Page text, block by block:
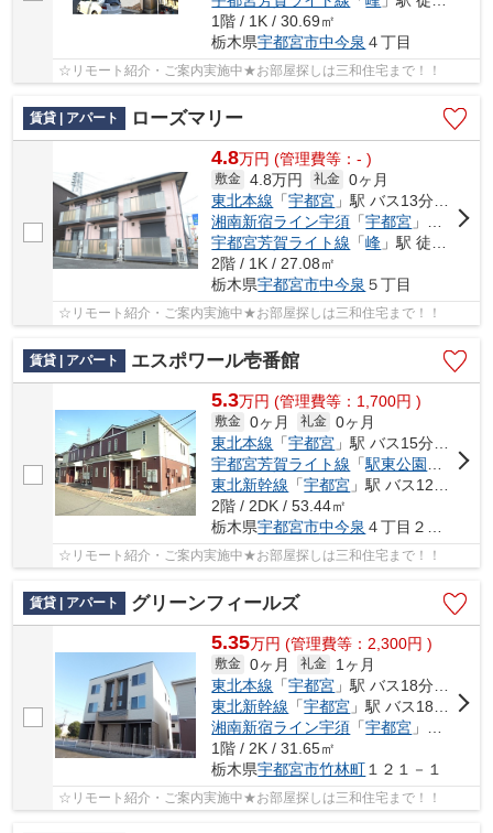
1階 / 1K / 30.69㎡
栃木県宇都宮市中今泉 ４丁目
☆リモート紹介・ご案内実施中★お部屋探しは三和住宅まで！！
賃貸 | アパート ローズマリー
4.8万円 (管理費等：- )
敷金 4.8万円 礼金 0ヶ月
東北本線 「宇都宮 」駅 バス13分 「東消防署北」 停歩3分
湘南新宿ライン宇須 「宇都宮 」駅 バス13分 「東消防署北」 停歩3分
宇都宮芳賀ライト線 「峰 」駅 徒歩21分
2階 / 1K / 27.08㎡
栃木県宇都宮市中今泉 ５丁目
☆リモート紹介・ご案内実施中★お部屋探しは三和住宅まで！！
賃貸 | アパート エスポワール壱番館
5.3万円 (管理費等：1,700円 )
敷金 0ヶ月 礼金 0ヶ月
東北本線 「宇都宮 」駅 バス15分 「西公園入口」 停歩3分
宇都宮芳賀ライト線 「駅東公園前
」駅
東北新幹線 「宇都宮 」駅 バス12分 「西公園入口」 停歩3分
2階 / 2DK / 53.44㎡
栃木県宇都宮市中今泉 ４丁目２７番地２
☆リモート紹介・ご案内実施中★お部屋探しは三和住宅まで！！
賃貸 | アパート グリーンフィールズ
5.35万円 (管理費等：2,300円 )
敷金 0ヶ月 礼金
1ヶ月
東北本線 「宇都宮 」駅 バス18分 「豊郷南小学校前」 停歩9分
東北新幹線 「宇都宮 」駅 バス18分 「豊郷南小学校前」 停歩9分
湘南新宿ライン宇須 「宇都宮 」駅 バス18分 「豊郷南小学校前」 停歩9分
1階 / 2K / 31.65㎡
栃木県宇都宮市竹林町 １２１－１
☆リモート紹介・ご案内実施中★お部屋探しは三和住宅まで！！